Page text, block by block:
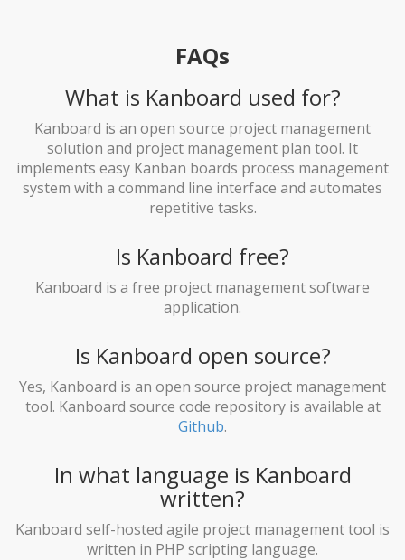
FAQs
What is Kanboard used for?
Kanboard is an open source project management
solution and project management plan tool. It
implements easy Kanban boards process management
system with a command line interface and automates
repetitive tasks.
Is Kanboard free?
Kanboard is a free project management software
application.
Is Kanboard open source?
Yes, Kanboard is an open source project management
tool. Kanboard source code repository is available at
Github.
In what language is Kanboard
written?
Kanboard self-hosted agile project management tool is
written in PHP scripting language.